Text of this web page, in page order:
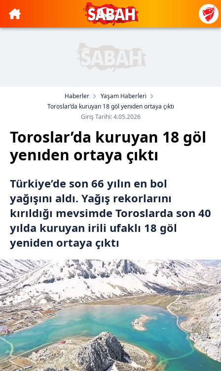
Haberler
Yaşam Haberleri
Toroslar’da kuruyan 18 göl yenıden ortaya çıktı
Giriş Tarihi: 4.05.2026
Toroslar’da kuruyan 18 göl
yenıden ortaya çıktı
Türkiye’de son 66 yılın en bol
yağışını aldı. Yağış rekorlarını
kırıldığı mevsimde Toroslarda son 40
yılda kuruyan irili ufaklı 18 göl
yeniden ortaya çıktı